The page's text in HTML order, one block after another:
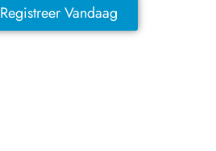
Registreer Vandaag